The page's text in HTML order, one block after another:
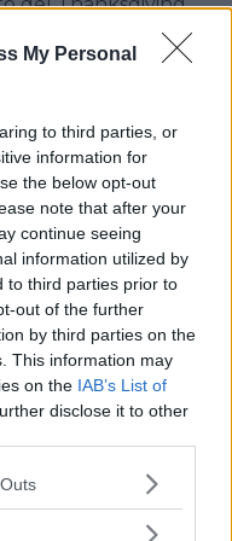
My Personal
to third parties, or
information for
the below opt-out
note that after your
continue seeing
information utilized by
to third parties prior to
out of the further
by third parties on the
This information may
on the IAB’s List of
disclose it to other
one or more Google
You may click to